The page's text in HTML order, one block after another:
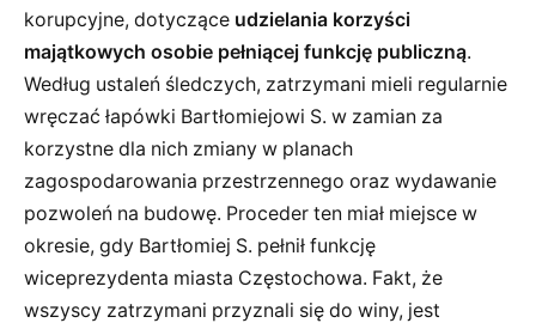
korupcyjne, dotyczące udzielania korzyści
majątkowych osobie pełniącej funkcję publiczną.
Według ustaleń śledczych, zatrzymani mieli regularnie
wręczać łapówki Bartłomiejowi S. w zamian za
korzystne dla nich zmiany w planach
zagospodarowania przestrzennego oraz wydawanie
pozwoleń na budowę. Proceder ten miał miejsce w
okresie, gdy Bartłomiej S. pełnił funkcję
wiceprezydenta miasta Częstochowa. Fakt, że
wszyscy zatrzymani przyznali się do winy, jest